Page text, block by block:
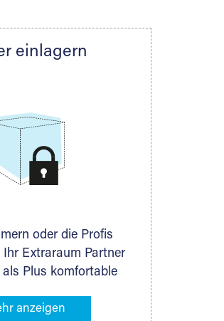
einlagern
oder die Profis
Ihr Extraraum Partner
Plus komfortable
machen. Dazu